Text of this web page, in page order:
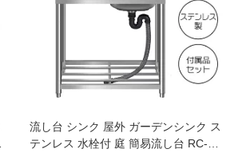
流し台 シンク 屋外 ガーデンシンク ス
テンレス 水栓付 庭 簡易流し台 RC-